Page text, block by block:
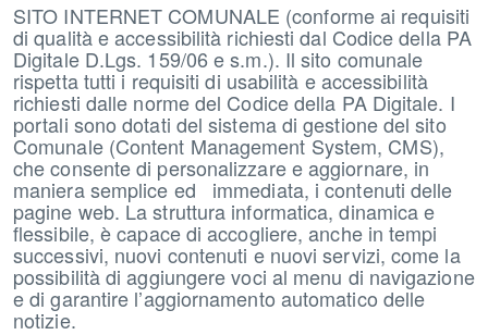
SITO INTERNET COMUNALE (conforme ai requisiti
di qualità e accessibilità richiesti dal Codice della PA
Digitale D.Lgs. 159/06 e s.m.). Il sito comunale
rispetta tutti i requisiti di usabilità e accessibilità
richiesti dalle norme del Codice della PA Digitale. I
portali sono dotati del sistema di gestione del sito
Comunale (Content Management System, CMS),
che consente di personalizzare e aggiornare, in
maniera semplice ed immediata, i contenuti delle
pagine web. La struttura informatica, dinamica e
flessibile, è capace di accogliere, anche in tempi
successivi, nuovi contenuti e nuovi servizi, come la
possibilità di aggiungere voci al menu di navigazione
e di garantire l’aggiornamento automatico delle
notizie.